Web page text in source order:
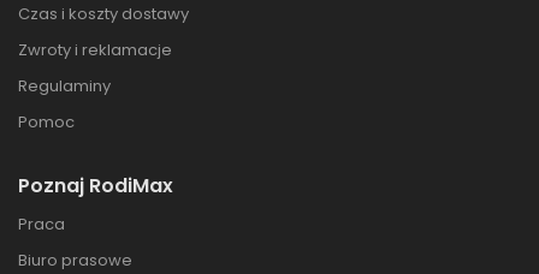
Czas i koszty dostawy
Zwroty i reklamacje
Regulaminy
Pomoc
Poznaj RodiMax
Praca
Biuro prasowe